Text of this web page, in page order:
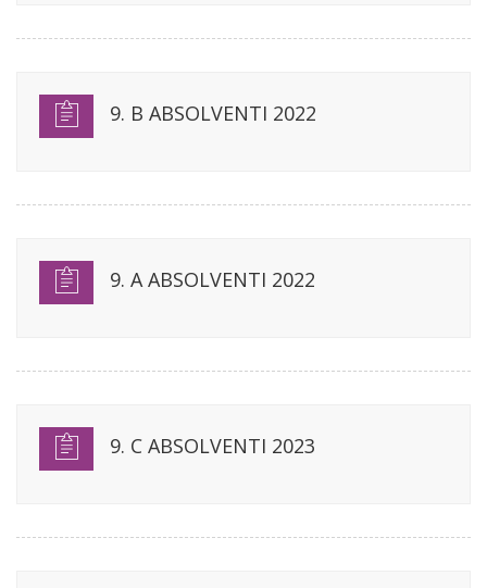
9. B ABSOLVENTI 2022
9. A ABSOLVENTI 2022
9. C ABSOLVENTI 2023